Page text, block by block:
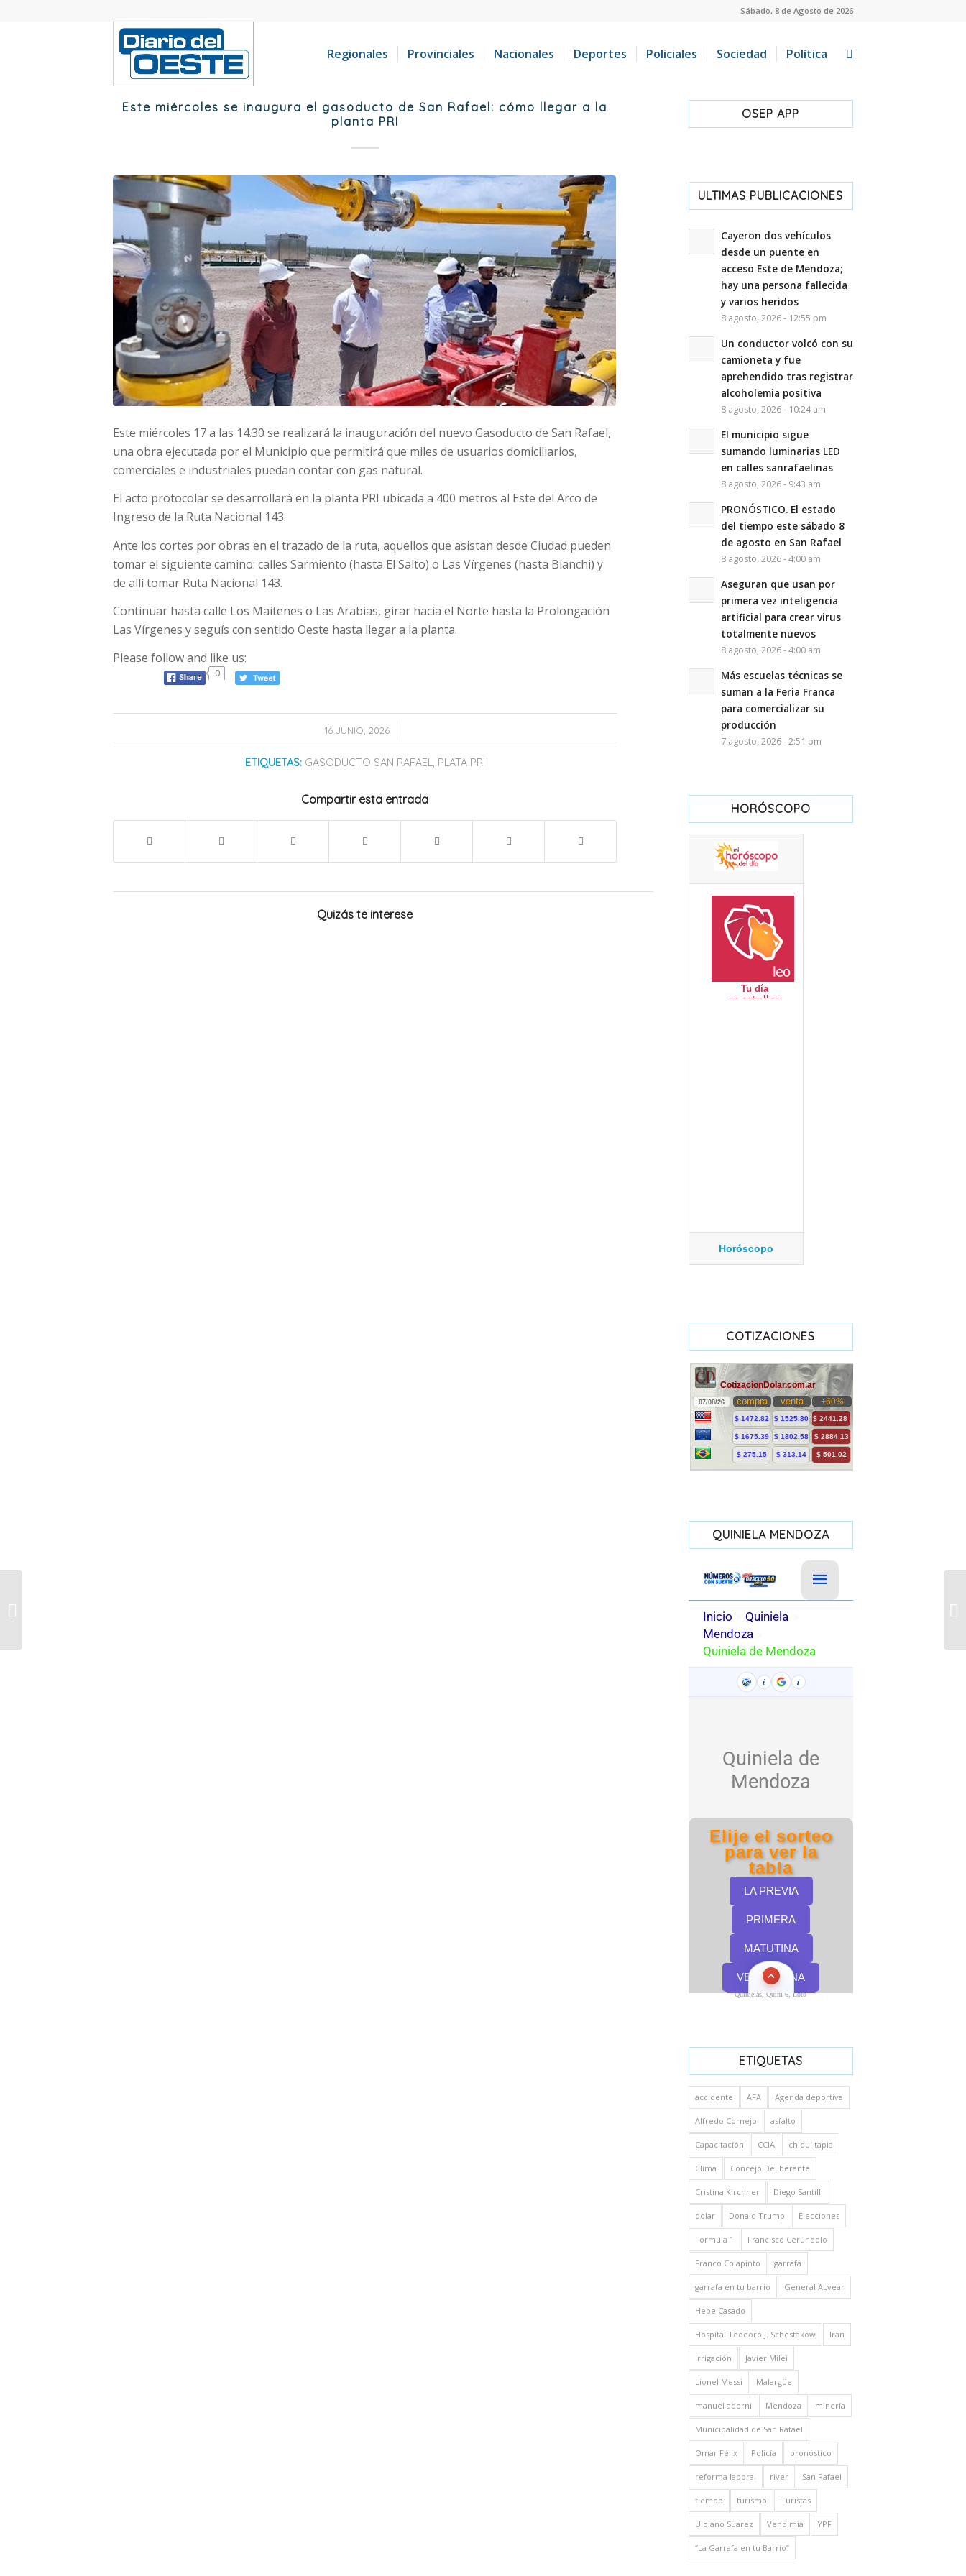
Sábado, 8 de Agosto de 2026
Regionales Provinciales Nacionales Deportes Policiales Sociedad Política
Este miércoles se inaugura el gasoducto de San Rafael: cómo llegar a la
planta PRI
Este miércoles 17 a las 14.30 se realizará la inauguración del nuevo Gasoducto de San Rafael,
una obra ejecutada por el Municipio que permitirá que miles de usuarios domiciliarios,
comerciales e industriales puedan contar con gas natural.
El acto protocolar se desarrollará en la planta PRI ubicada a 400 metros al Este del Arco de
Ingreso de la Ruta Nacional 143.
Ante los cortes por obras en el trazado de la ruta, aquellos que asistan desde Ciudad pueden
tomar el siguiente camino: calles Sarmiento (hasta El Salto) o Las Vírgenes (hasta Bianchi) y
de allí tomar Ruta Nacional 143.
Continuar hasta calle Los Maitenes o Las Arabias, girar hacia el Norte hasta la Prolongación
Las Vírgenes y seguís con sentido Oeste hasta llegar a la planta.
Please follow and like us:
0
16 JUNIO, 2026
/
ETIQUETAS: GASODUCTO SAN RAFAEL, PLATA PRI
Compartir esta entrada
Quizás te interese
OSEP APP
ULTIMAS PUBLICACIONES
Cayeron dos vehículos
desde un puente en
acceso Este de Mendoza;
hay una persona fallecida
y varios heridos
8 agosto, 2026 - 12:55 pm
Un conductor volcó con su
camioneta y fue
aprehendido tras registrar
alcoholemia positiva
8 agosto, 2026 - 10:24 am
El municipio sigue
sumando luminarias LED
en calles sanrafaelinas
8 agosto, 2026 - 9:43 am
PRONÓSTICO. El estado
del tiempo este sábado 8
de agosto en San Rafael
8 agosto, 2026 - 4:00 am
Aseguran que usan por
primera vez inteligencia
artificial para crear virus
totalmente nuevos
8 agosto, 2026 - 4:00 am
Más escuelas técnicas se
suman a la Feria Franca
para comercializar su
producción
7 agosto, 2026 - 2:51 pm
HORÓSCOPO
Horóscopo
COTIZACIONES
QUINIELA MENDOZA
Quinielas, Quini 6, Loto
ETIQUETAS
accidente AFA Agenda deportiva
Alfredo Cornejo asfalto
Capacitación CCIA chiqui tapia
Clima Concejo Deliberante
Cristina Kirchner Diego Santilli
dolar Donald Trump Elecciones
Formula 1 Francisco Cerúndolo
Franco Colapinto garrafa
garrafa en tu barrio General ALvear
Hebe Casado
Hospital Teodoro J. Schestakow Iran
Irrigación Javier Milei
Lionel Messi Malargüe
manuel adorni Mendoza minería
Municipalidad de San Rafael
Omar Félix Policía pronóstico
reforma laboral river San Rafael
tiempo turismo Turistas
Ulpiano Suarez Vendimia YPF
“La Garrafa en tu Barrio”